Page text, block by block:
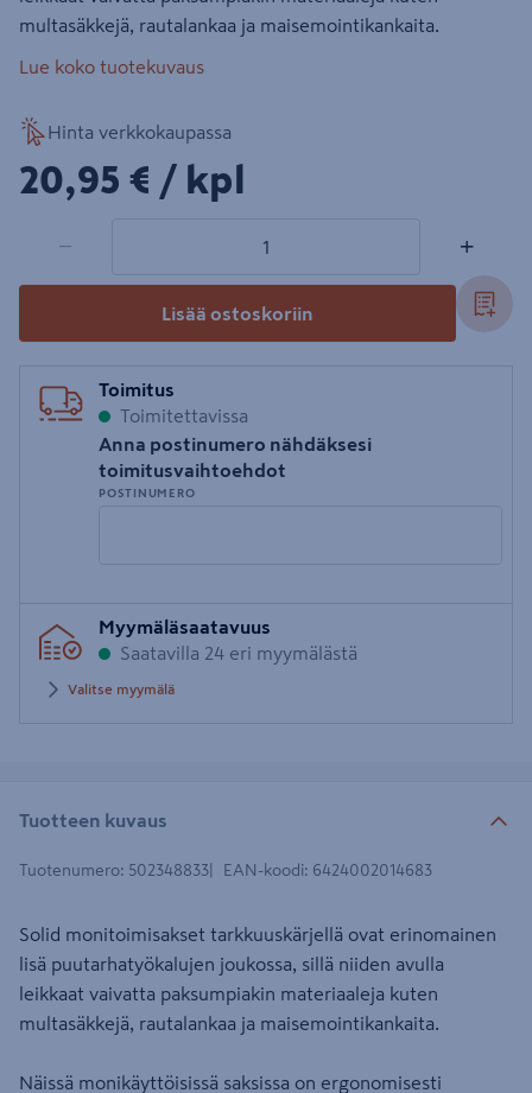
multasäkkejä, rautalankaa ja maisemointikankaita.
Lue koko tuotekuvaus
Hinta verkkokaupassa
20,95€/kpl
20,95 € / kpl
− +
Lisää ostoskoriin
Toimitus
Toimitettavissa
Anna postinumero nähdäksesi
toimitusvaihtoehdot
POSTINUMERO
postinumero
Myymäläsaatavuus
Saatavilla 24 eri myymälästä
Valitse myymälä
Tuotteen kuvaus
Tuotenumero: 502348833 EAN-koodi: 6424002014683
Solid monitoimisakset tarkkuuskärjellä ovat erinomainen
lisä puutarhatyökalujen joukossa, sillä niiden avulla
leikkaat vaivatta paksumpiakin materiaaleja kuten
multasäkkejä, rautalankaa ja maisemointikankaita.
Näissä monikäyttöisissä saksissa on ergonomisesti